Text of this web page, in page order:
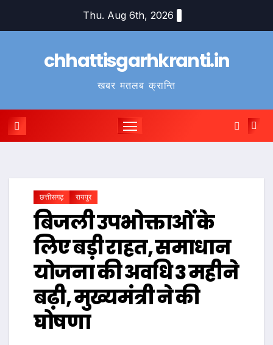
Thu. Aug 6th, 2026
chhattisgarhkranti.in
खबर मतलब क्रान्ति
छत्तीसगढ़ रायपुर
बिजली उपभोक्ताओं के
लिए बड़ी राहत, समाधान
योजना की अवधि 3 महीने
बढ़ी, मुख्यमंत्री ने की
घोषणा